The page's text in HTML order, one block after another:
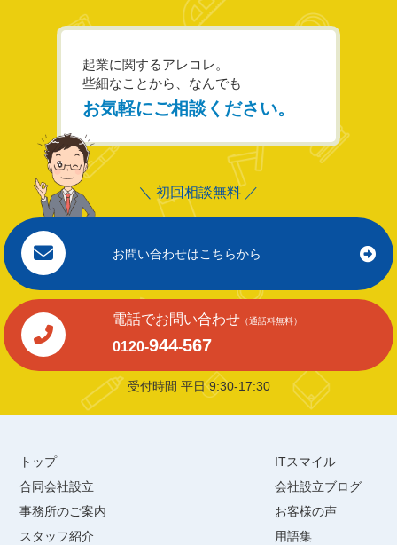
起業に関するアレコレ。
些細なことから、なんでも
お気軽にご相談ください。
＼ 初回相談無料 ／
お問い合わせはこちらから
電話でお問い合わせ （通話料無料）
0120-944-567
受付時間 平日 9:30-17:30
トップ
合同会社設立
事務所のご案内
スタッフ紹介
ITスマイル
会社設立ブログ
お客様の声
用語集